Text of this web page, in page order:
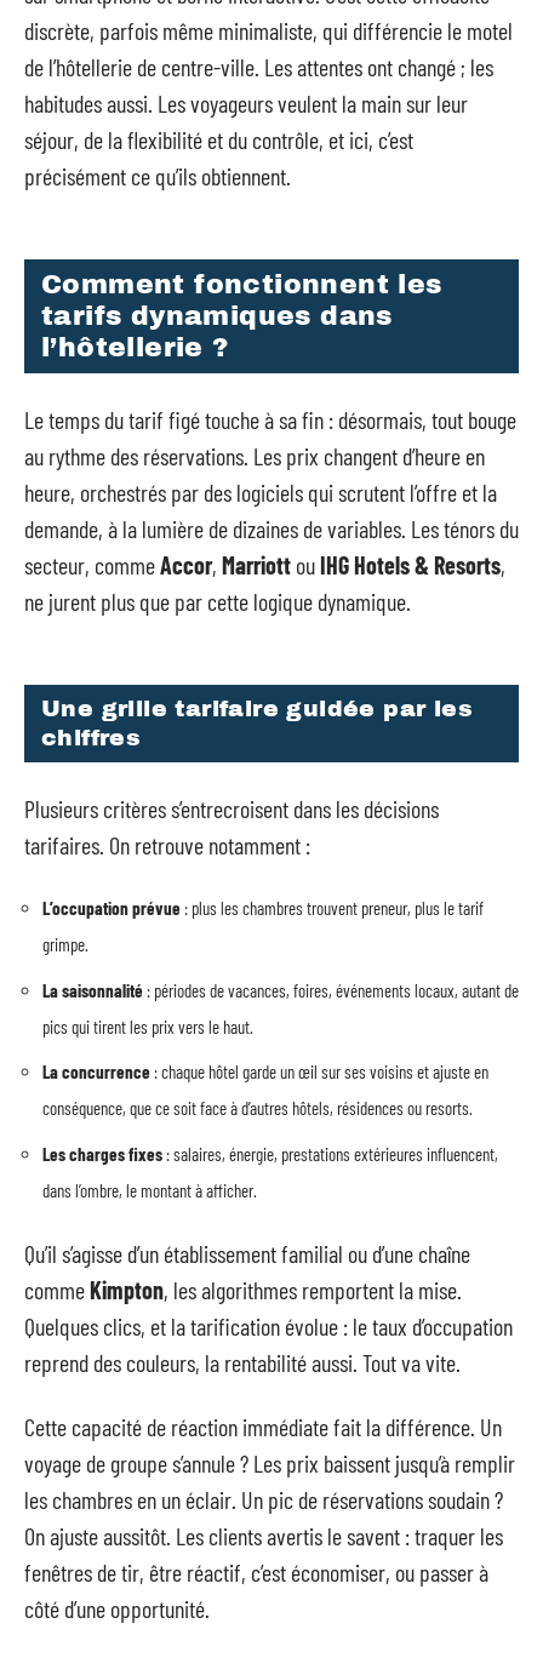
discrète, parfois même minimaliste, qui différencie le motel
de l’hôtellerie de centre-ville. Les attentes ont changé ; les
habitudes aussi. Les voyageurs veulent la main sur leur
séjour, de la flexibilité et du contrôle, et ici, c’est
précisément ce qu’ils obtiennent.
Comment fonctionnent les
tarifs dynamiques dans
l’hôtellerie ?
Le temps du tarif figé touche à sa fin : désormais, tout bouge
au rythme des réservations. Les prix changent d’heure en
heure, orchestrés par des logiciels qui scrutent l’offre et la
demande, à la lumière de dizaines de variables. Les ténors du
secteur, commeAccor, Marriott ouIHG Hotels & Resorts,
ne jurent plus que par cette logique dynamique.
Une grille tarifaire guidée par les
chiffres
Plusieurs critères s’entrecroisent dans les décisions
tarifaires. On retrouve notamment :
L’occupation prévue : plus les chambres trouvent preneur, plus le tarif
grimpe.
La saisonnalité : périodes de vacances, foires, événements locaux, autant de
pics qui tirent les prix vers le haut.
La concurrence : chaque hôtel garde un œil sur ses voisins et ajuste en
conséquence, que ce soit face à d’autres hôtels, résidences ou resorts.
Les charges fixes : salaires, énergie, prestations extérieures influencent,
dans l’ombre, le montant à afficher.
Qu’il s’agisse d’un établissement familial ou d’une chaîne
commeKimpton, les algorithmes remportent la mise.
Quelques clics, et la tarification évolue : le taux d’occupation
reprend des couleurs, la rentabilité aussi. Tout va vite.
Cette capacité de réaction immédiate fait la différence. Un
voyage de groupe s’annule ? Les prix baissent jusqu’à remplir
les chambres en un éclair. Un pic de réservations soudain ?
On ajuste aussitôt. Les clients avertis le savent : traquer les
fenêtres de tir, être réactif, c’est économiser, ou passer à
côté d’une opportunité.